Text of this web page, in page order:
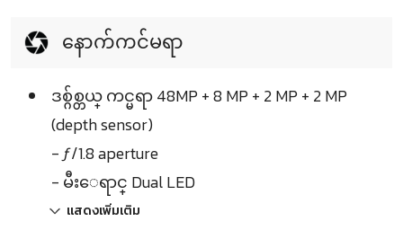
နောက်ကင်မရာ
ဒစ္ဂ်စ္တယ္ ကင္မရာ 48MP + 8 MP + 2 MP + 2 MP
(depth sensor)
- ƒ/1.8 aperture
- မီးေရာင္ Dual LED
แสดงเพิ่มเติม